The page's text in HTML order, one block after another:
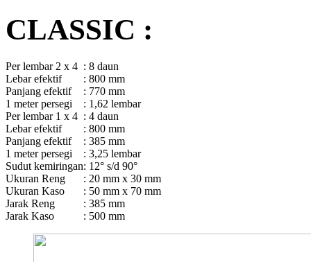
CLASSIC :
Per lembar 2 x 4 : 8 daun
Lebar efektif
: 800 mm
Panjang efektif
: 770 mm
1 meter persegi
: 1,62 lembar
Per lembar 1 x 4 : 4 daun
Lebar efektif
: 800 mm
Panjang efektif
: 385 mm
1 meter persegi
: 3,25 lembar
Sudut kemiringan: 12° s/d 90°
Ukuran Reng
: 20 mm x 30 mm
Ukuran Kaso
: 50 mm x 70 mm
Jarak Reng
: 385 mm
Jarak Kaso
: 500 mm